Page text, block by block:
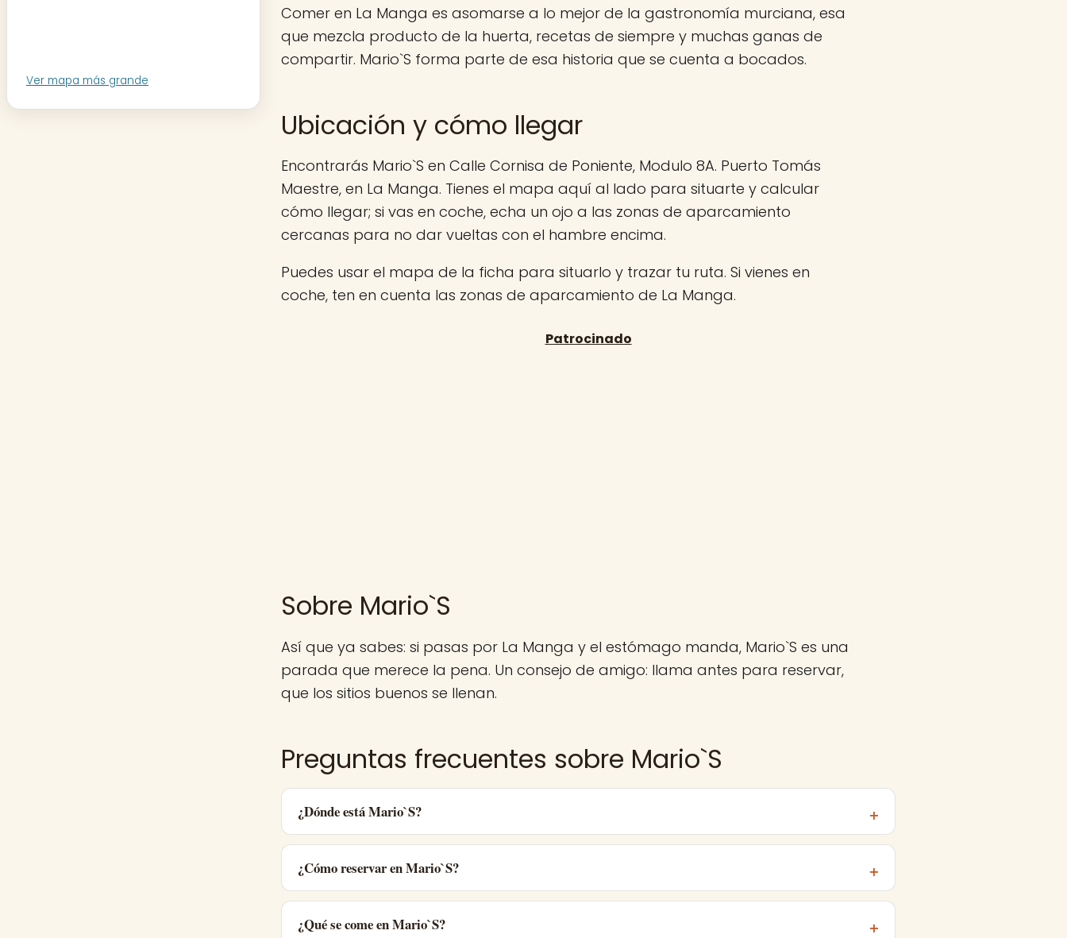
Ver mapa más grande
Comer en La Manga es asomarse a lo mejor de la gastronomía murciana, esa
que mezcla producto de la huerta, recetas de siempre y muchas ganas de
compartir. Mario`S forma parte de esa historia que se cuenta a bocados.
Ubicación y cómo llegar
Encontrarás Mario`S en Calle Cornisa de Poniente, Modulo 8A. Puerto Tomás
Maestre, en La Manga. Tienes el mapa aquí al lado para situarte y calcular
cómo llegar; si vas en coche, echa un ojo a las zonas de aparcamiento
cercanas para no dar vueltas con el hambre encima.
Puedes usar el mapa de la ficha para situarlo y trazar tu ruta. Si vienes en
coche, ten en cuenta las zonas de aparcamiento de La Manga.
Sobre Mario`S
Así que ya sabes: si pasas por La Manga y el estómago manda, Mario`S es una
parada que merece la pena. Un consejo de amigo: llama antes para reservar,
que los sitios buenos se llenan.
Preguntas frecuentes sobre Mario`S
¿Dónde está Mario`S?
¿Cómo reservar en Mario`S?
¿Qué se come en Mario`S?